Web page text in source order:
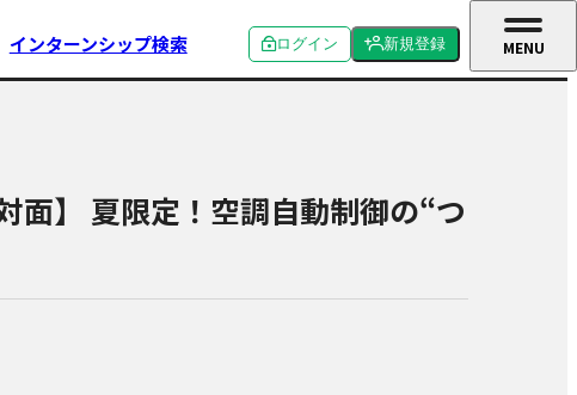
インターンシップ検索 ログイン
学校関係者ログイン
新規登録
】 夏限定！空調自動制御の“つ
MENU